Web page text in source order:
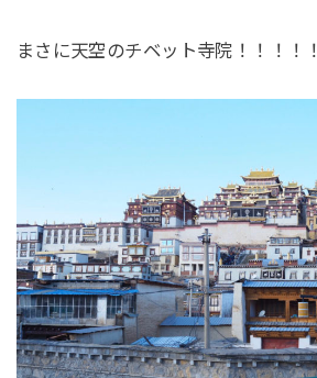
まさに天空のチベット寺院！！！！！